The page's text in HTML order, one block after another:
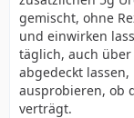
gemischt, ohne
und einwirken
täglich, auch
abgedeckt
ausprobieren, ob
verträgt.